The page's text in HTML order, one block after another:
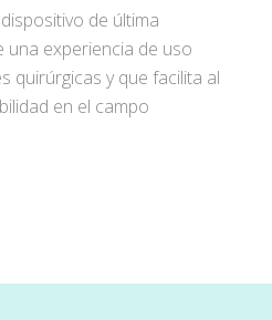
de última
experiencia de uso
quirúrgicas y que facilita al
en el campo